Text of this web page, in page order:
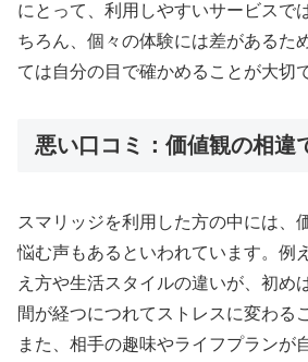
にとって、利用しやすいサービスで
ちろん、個々の体験には差があるた
ては自分の目で確かめることが大切
悪い口コミ：価値観の相違
スマリッジを利用した方の中には、
悩む声もあるといわれています。例
え方や生活スタイルの違いが、初め
間が経つにつれてストレスに変わる
また、相手の趣味やライフプランが